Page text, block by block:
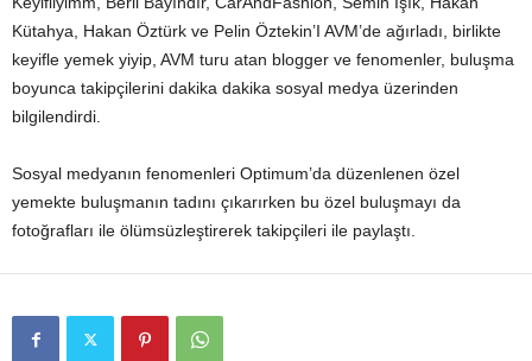
Kütahya, Hakan Öztürk ve Pelin Öztekin’I AVM’de ağırladı, birlikte
keyifle yemek yiyip, AVM turu atan blogger ve fenomenler, buluşma
boyunca takipçilerini dakika dakika sosyal medya üzerinden
bilgilendirdi.
Sosyal medyanın fenomenleri Optimum’da düzenlenen özel
yemekte buluşmanın tadını çıkarırken bu özel buluşmayı da
fotoğrafları ile ölümsüzleştirerek takipçileri ile paylaştı.